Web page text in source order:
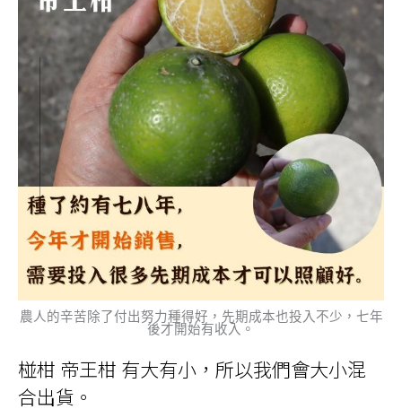
農人的辛苦除了付出努力種得好，先期成本也投入不少，七年
後才開始有收入。
椪柑 帝王柑 有大有小，所以我們會大小混
合出貨。